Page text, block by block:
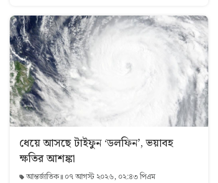
ধেয়ে আসছে টাইফুন ‘ডলফিন’, ভয়াবহ
ক্ষতির আশঙ্কা
আন্তর্জাতিক ০৭ আগস্ট ২০২৬, ০২:৪৩ পিএম